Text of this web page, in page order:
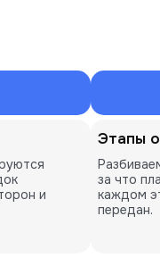
и
Этапы
за что
каждом
передан.